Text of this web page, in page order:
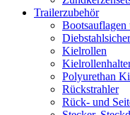
Trailerzubehör
Bootsauflagen
Kielrollen
Polyurethan
Rückstrahler
Rück- und